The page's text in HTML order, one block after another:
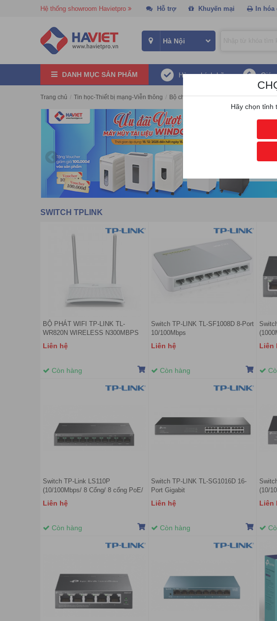
Hệ thống showroom Havietpro Hỗ trợ Khuyến mại In
DANH MỤC SẢN PHẨM Hàng chính hãng Giá
Trang chủ / Tin học-Thiết bị mạng-Viễn thông / Bộ chia mạng-Switch / Switch Tplink
SWITCH TPLINK
BỘ PHÁT WIFI TP-LINK TL-
WR820N WIRELESS N300MBPS
Liên hệ
Còn hàng
Switch TP-LINK TL-SF1008D 8-Port
10/100Mbps
Liên hệ
Còn hàng
Liên
Switch TP-Link LS110P
(10/100Mbps/ 8 Cổng/ 8 cổng PoE/
Vỏ kim loại)
Liên hệ
Còn hàng
Switch TP-LINK TL-SG1016D 16-
Port Gigabit
Liên hệ
Còn hàng
(10/
Vỏ
Liên
Hãy chọn tỉnh